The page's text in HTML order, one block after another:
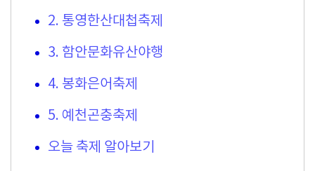
2. 통영한산대첩축제
3. 함안문화유산야행
4. 봉화은어축제
5. 예천곤충축제
오늘 축제 알아보기